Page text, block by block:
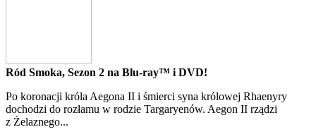
Ród Smoka, Sezon 2 na Blu-ray™ i DVD!
Po koronacji króla Aegona II i śmierci syna królowej Rhaenyry
dochodzi do rozłamu w rodzie Targaryenów. Aegon II rządzi
z Żelaznego...